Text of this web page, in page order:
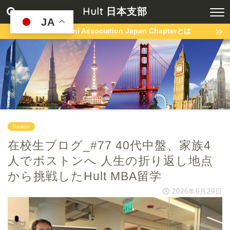
Hult 日本支部
Hult Alumni Association Japan Chapterとは
Boston
在校生ブログ_#77 40代中盤、家族4
人でボストンへ 人生の折り返し地点
から挑戦したHult MBA留学
2026年6月29日
JA